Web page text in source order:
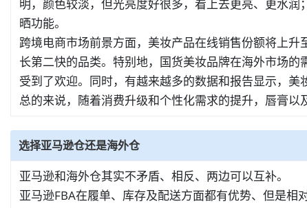
明，颜色较淡，但光亮度好很多，看上去更亮、更水
晒功能。
跨境电商市场前景方面，美妆产品在线销售份额将上
长第二快的品类。特别地，国货美妆品牌在海外市场
受到了欢迎。同时，有越来越多的数据和报告显示，美
总的来说，随着消费升级和个性化需求的提升，唇膏以
选择亚马逊仓还是海外仓
亚马逊和海外仓其实不矛盾、相反、两边可以互补。
亚马逊FBA在履单、库存及配送方面都有优势、但是